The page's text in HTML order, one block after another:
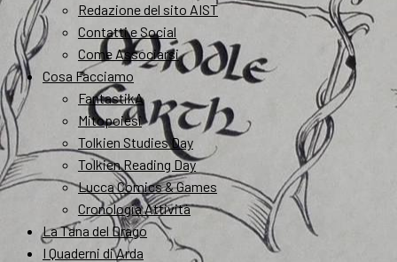
Redazione del sito AIST
Contatti e Social
Come Associarsi
Cosa Facciamo
FantastikA
Mitopoiesi
Tolkien Studies Day
Tolkien Reading Day
Lucca Comics & Games
Cronologia Attività
La Tana del Drago
I Quaderni di Arda